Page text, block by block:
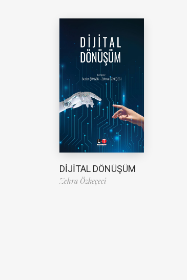
DİJİTAL DÖNÜŞÜM
Zehra Özkeçeci